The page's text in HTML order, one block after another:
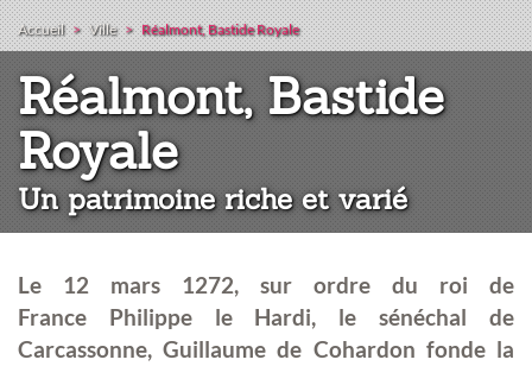
Accueil Ville Réalmont, Bastide Royale
Réalmont, Bastide
Royale:
Un patrimoine riche et varié
Le 12 mars 1272, sur ordre du roi de
France Philippe le Hardi, le sénéchal de
Carcassonne, Guillaume de Cohardon fonde la